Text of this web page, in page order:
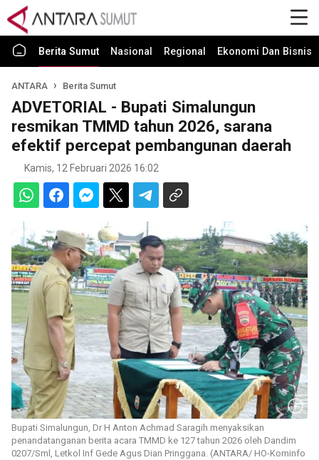
Berita Sumut Nasional Regional Ekonomi Dan Bisnis
ANTARA Berita Sumut
ADVETORIAL - Bupati Simalungun
resmikan TMMD tahun 2026, sarana
efektif percepat pembangunan daerah
Kamis, 12 Februari 2026 16:02
Bupati Simalungun, Dr H Anton Achmad Saragih menyaksikan
penandatanganan berita acara TMMD ke 127 tahun 2026 oleh Dandim
0207/Sml, Letkol Inf Gede Agus Dian Pringgana. (ANTARA/ HO-Kominfo